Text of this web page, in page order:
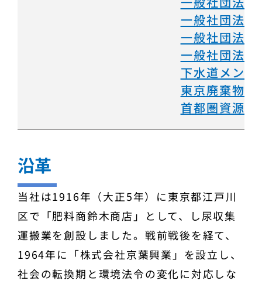
一般社団法
一般社団法
一般社団法
下水道メン
東京廃棄物
首都圏資源
沿革
当社は1916年（大正5年）に東京都江戸川
区で「肥料商鈴木商店」として、し尿収集
運搬業を創設しました。戦前戦後を経て、
1964年に「株式会社京葉興業」を設立し、
社会の転換期と環境法令の変化に対応しな